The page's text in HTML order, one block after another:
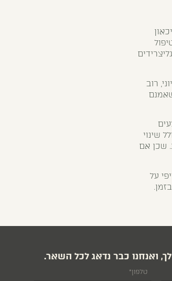
רוב
שינוי
שכן אם
על
ואנחנו כבר נדאג לכל השאר.